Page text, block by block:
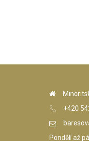
+420
Pondělí až